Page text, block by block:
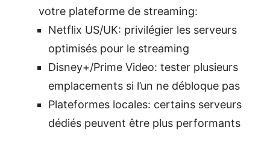
votre plateforme de streaming:
Netflix US/UK: privilégier les serveurs
optimisés pour le streaming
Disney+/Prime Video: tester plusieurs
emplacements si l’un ne débloque pas
Plateformes locales: certains serveurs
dédiés peuvent être plus performants